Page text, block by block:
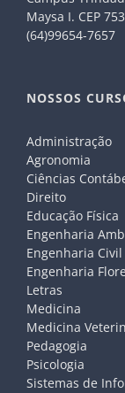
Maysa I. CEP
(64)99654-7657
NOSSOS
Administração
Agronomia
Ciências
Direito
Educação Física
Engenharia
Engenharia Civil
Engenharia
Letras
Medicina
Medicina
Pedagogia
Psicologia
Sistemas de